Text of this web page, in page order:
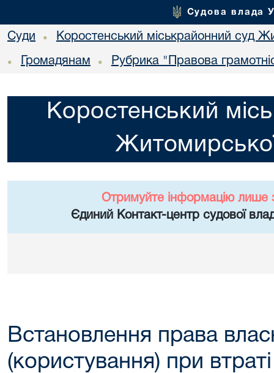
Судова влада
Суди • Коростенський міськрайонний суд
• Громадянам • Рубрика "Правова
Коростенський
Отримуйте інформацію лише
Єдиний Контакт-центр судової
Встановлення права
(користування) при